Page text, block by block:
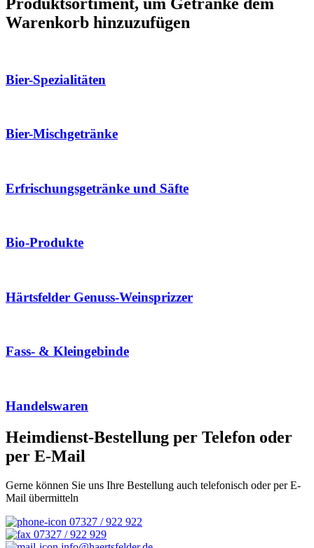
Produktsortiment, um Getränke dem
Warenkorb hinzuzufügen
Bier-Spezialitäten
Bier-Mischgetränke
Erfrischungsgetränke und Säfte
Bio-Produkte
Härtsfelder Genuss-Weinsprizzer
Fass- & Kleingebinde
Handelswaren
Heimdienst-Bestellung per Telefon oder
per E-Mail
Gerne können Sie uns Ihre Bestellung auch telefonisch oder per E-
Mail übermitteln
07327 / 922 922
07327 / 922 929